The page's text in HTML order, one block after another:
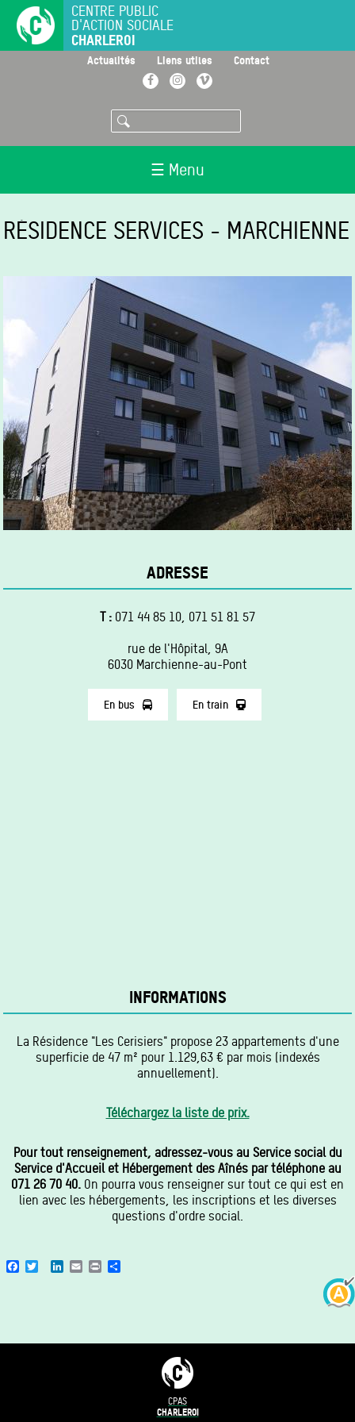
principal
CENTRE PUBLIC
D'ACTION SOCIALE
CHARLEROI
Actualités Liens utiles Contact
FacebookInstagramVimeo
Rechercher
☰ Menu
RÉSIDENCE SERVICES - MARCHIENNE
ADRESSE
T : 071 44 85 10, 071 51 81 57
rue de l'Hôpital, 9A
6030 Marchienne-au-Pont
En bus En train
INFORMATIONS
La Résidence "Les Cerisiers" propose 23 appartements d'une
superficie de 47 m² pour 1.129,63 € par mois (indexés
annuellement).
Téléchargez la liste de prix.
Pour tout renseignement, adressez-vous au Service social du
Service d'Accueil et Hébergement des Aînés par téléphone au
071 26 70 40. On pourra vous renseigner sur tout ce qui est en
lien avec les hébergements, les inscriptions et les diverses
questions d'ordre social.
Facebook
TwitterLinkedIn
EmailPrint
CPAS
CHARLEROI